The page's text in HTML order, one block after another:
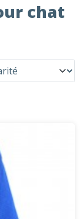
chat